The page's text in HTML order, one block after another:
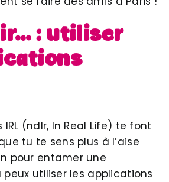
: utiliser
(ndlr, In Real Life) te font
tu te sens plus à l’aise
pour entamer une
utiliser les applications